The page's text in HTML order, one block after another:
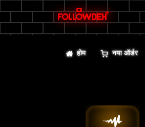
होम नया ऑर्डर